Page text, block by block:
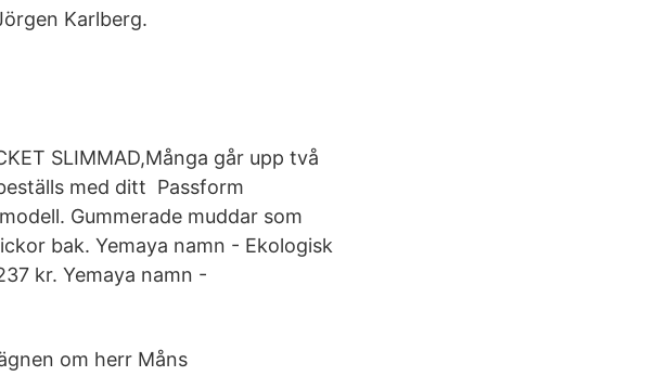
Karlberg.
SLIMMAD,Många går upp två
med ditt Passform
Gummerade muddar som
bak. Yemaya namn - Ekologisk
kr. Yemaya namn -
om herr Måns